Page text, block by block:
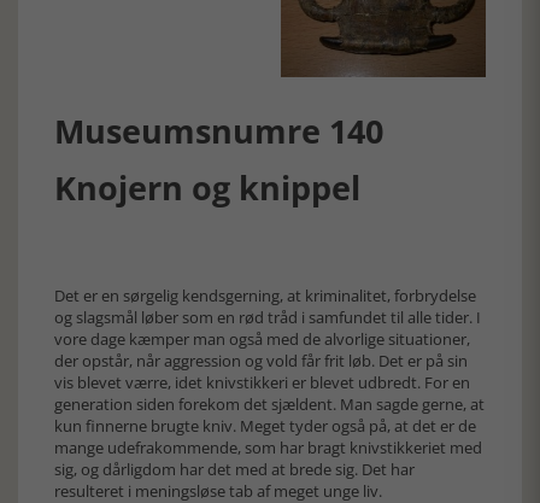
Museumsnumre 140
Knojern og knippel
Det er en sørgelig kendsgerning, at kriminalitet, forbrydelse
og slagsmål løber som en rød tråd i samfundet til alle tider. I
vore dage kæmper man også med de alvorlige situationer,
der opstår, når aggression og vold får frit løb. Det er på sin
vis blevet værre, idet knivstikkeri er blevet udbredt. For en
generation siden forekom det sjældent. Man sagde gerne, at
kun finnerne brugte kniv. Meget tyder også på, at det er de
mange udefrakommende, som har bragt knivstikkeriet med
sig, og dårligdom har det med at brede sig. Det har
resulteret i meningsløse tab af meget unge liv.